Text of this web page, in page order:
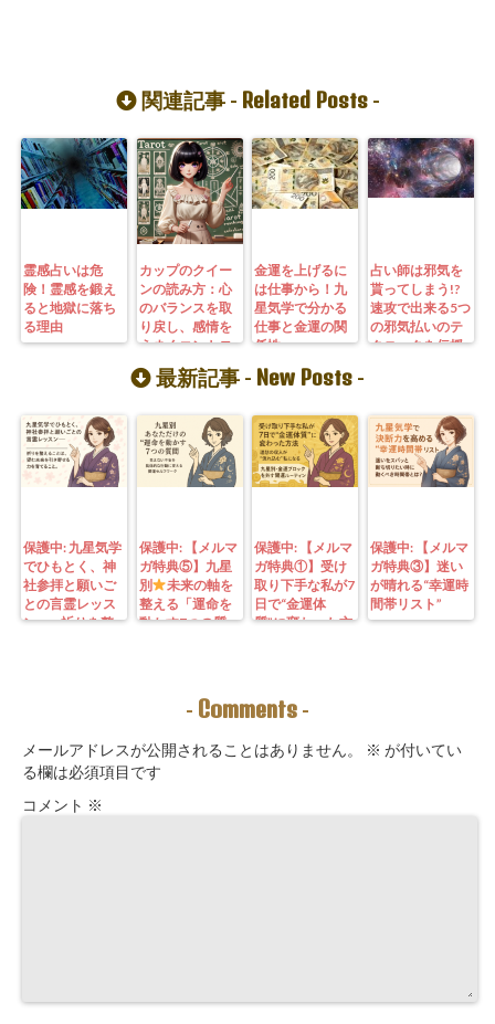
関連記事 - Related Posts-
霊感占いは危
険！霊感を鍛え
ると地獄に落ち
る理由
カップのクイー
ンの読み方：心
のバランスを取
り戻し、感情を
うまくコントロ
ールする方法
金運を上げるに
は仕事から！九
星気学で分かる
仕事と金運の関
係性
占い師は邪気を
貰ってしまう!?
速攻で出来る5つ
の邪気払いのテ
クニックを伝授
最新記事 - New Posts -
保護中: 九星気学
でひもとく、神
社参拝と願いご
との言霊レッス
ン—— 祈りを整
保護中: 【メルマ
ガ特典⑤】九星
別
未来の軸を
整える「運命を
動かす7つの質
ーチングできま
保護中: 【メルマ
ガ特典①】受け
取り下手な私が7
日で“金運体
質”に変わった方
九星別・金運ブ
ロックを外す開
保護中: 【メルマ
ガ特典③】迷い
が晴れる“幸運時
間帯リスト”
- Comments -
メールアドレスが公開されることはありません。 ※ が付いてい
る欄は必須項目です
コメント ※